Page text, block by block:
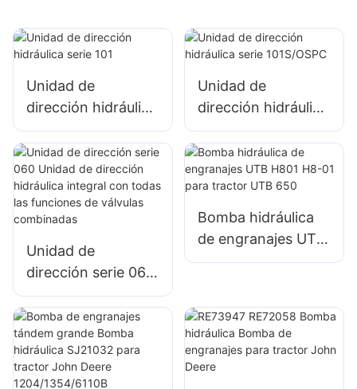
Unidad de
dirección hidráulica
serie 101
Unidad de
dirección hidráulica
serie 101S/OSPC
Unidad de
dirección serie 060
Unidad de
dirección hidráulica
integral con todas
las funciones de
válvulas
Bomba hidráulica
de engranajes UTB
H801 H8-01 para